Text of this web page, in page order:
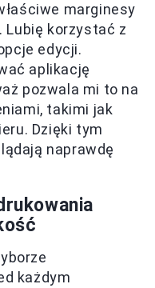
marginesy
Lubię korzystać z
edycji.
aplikację
pozwala mi to na
takimi jak
Dzięki tym
naprawdę
każdym